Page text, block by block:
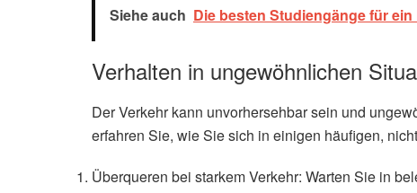
Siehe auch Die besten Studiengänge für
Verhalten in ungewöhnlichen
Der Verkehr kann unvorhersehbar sein und
erfahren Sie, wie Sie sich in einigen häufigen,
Überqueren bei starkem Verkehr: Warten Sie in